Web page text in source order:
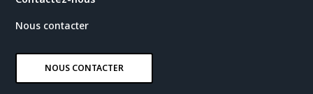
Nous contacter
NOUS CONTACTER